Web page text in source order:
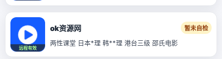
远程有效
ok资源网 暂未自检
两性课堂 日本*理 韩**理 港台三级 邵氏电影